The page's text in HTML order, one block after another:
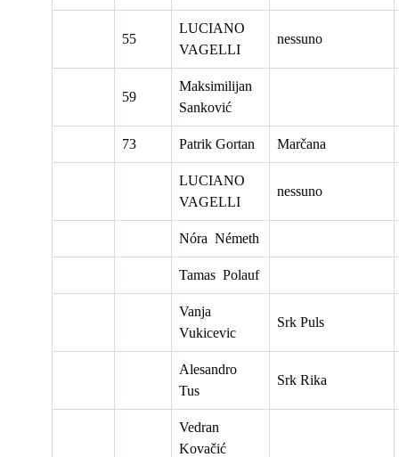
55
LUCIANO
VAGELLI
nessuno
59
Maksimilijan
Sanković
73 Patrik Gortan Marčana
LUCIANO
VAGELLI
nessuno
Nóra Németh
Tamas Polauf
Vanja
Vukicevic
Srk Puls
Alesandro
Tus
Srk Rika
Vedran
Kovačić